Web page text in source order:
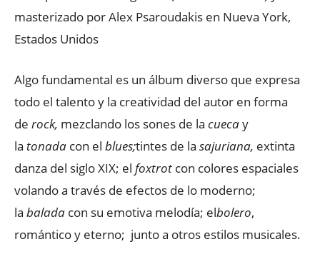
masterizado por Alex Psaroudakis en Nueva York,
Estados Unidos
Algo fundamental es un álbum diverso que expresa
todo el talento y la creatividad del autor en forma
de rock, mezclando los sones de la cuecay
la tonada con el blues;tintes de la sajuriana, extinta
danza del siglo XIX; el foxtrot con colores espaciales
volando a través de efectos de lo moderno;
la balada con su emotiva melodía; elbolero,
romántico y eterno; junto a otros estilos musicales.